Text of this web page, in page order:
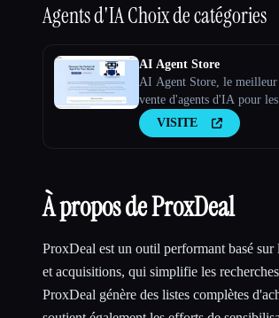
Agents d'IAChoix de catégories
AI Agent Store
AI Agent Store, le meilleur
vente d'agents d'IA pour les
et les utilisateurs
VISITE
À propos de ProxDeal
ProxDeal est un outil performant basé
et acquisitions, qui simplifie les
ProxDeal génère des listes complètes